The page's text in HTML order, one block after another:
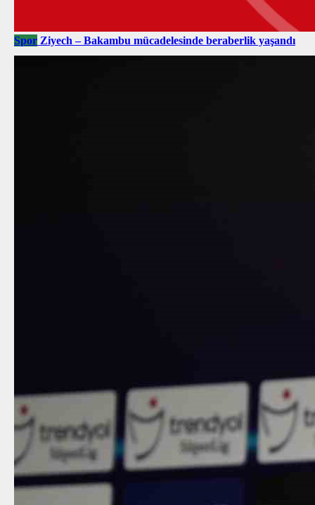
Spor Ziyech – Bakambu mücadelesinde beraberlik yaşandı